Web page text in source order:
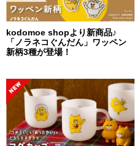
kodomoe shopより新商品♪
「ノラネコぐんだん」ワッペン
新柄3種が登場！